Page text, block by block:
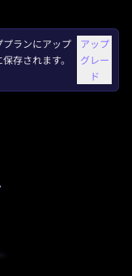
ランにアップ
存されます。
アップ
グレー
ド